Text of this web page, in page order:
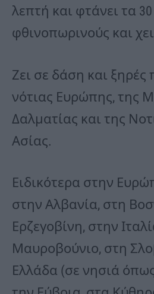
λεπτή και φτάνει τα
φθινοπωρινούς και
Ζει σε δάση και ξηρές
νότιας Ευρώπης, της
Δαλματίας και της
Ασίας.
Ειδικότερα στην
στην Αλβανία, στη
Ερζεγοβίνη, στην
Μαυροβούνιο, στη
Ελλάδα (σε νησιά